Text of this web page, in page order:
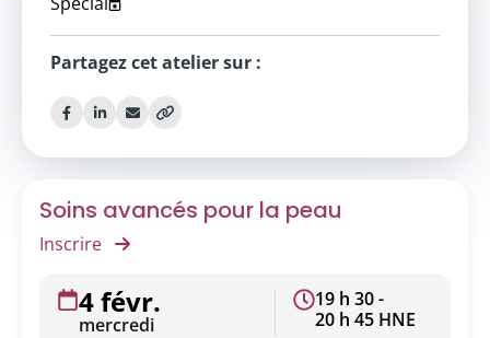
Soins avancés pour la peau
Inscrire
4 févr.
mercredi
19 h 30 -
20 h 45 HNE
Partagez cet atelier sur :